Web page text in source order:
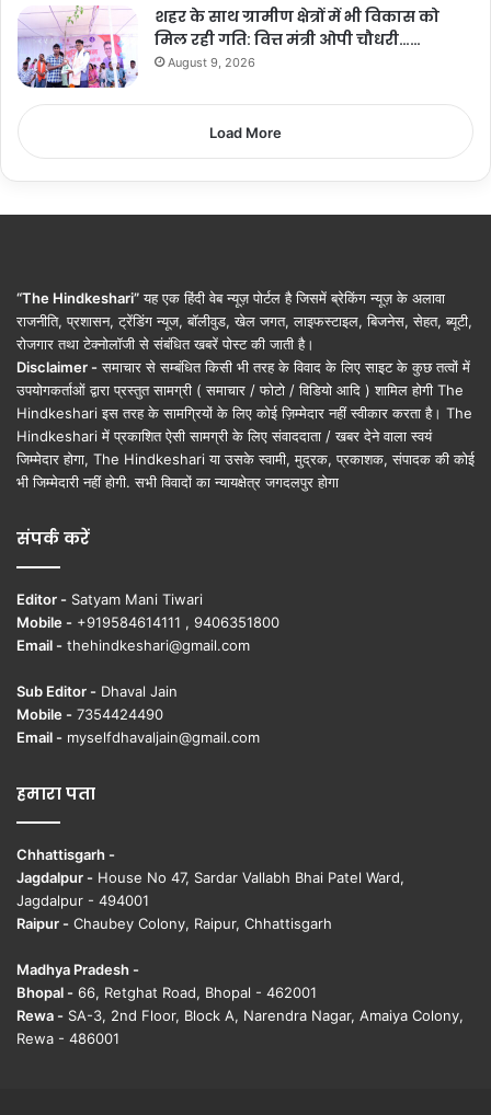
शहर के साथ ग्रामीण क्षेत्रों में भी विकास को
मिल रही गति: वित्त मंत्री ओपी चौधरी……
August 9, 2026
Load More
“The Hindkeshari”यह एक हिंदी वेब न्यूज़ पोर्टल है जिसमें ब्रेकिंग न्यूज़ के अलावा
राजनीति, प्रशासन, ट्रेंडिंग न्यूज, बॉलीवुड, खेल जगत, लाइफस्टाइल, बिजनेस, सेहत, ब्यूटी,
रोजगार तथा टेक्नोलॉजी से संबंधित खबरें पोस्ट की जाती है।
Disclaimer - समाचार से सम्बंधित किसी भी तरह के विवाद के लिए साइट के कुछ तत्वों में
उपयोगकर्ताओं द्वारा प्रस्तुत सामग्री ( समाचार / फोटो / विडियो आदि ) शामिल होगी The
Hindkeshari इस तरह के सामग्रियों के लिए कोई ज़िम्मेदार नहीं स्वीकार करता है। The
Hindkeshari में प्रकाशित ऐसी सामग्री के लिए संवाददाता / खबर देने वाला स्वयं
जिम्मेदार होगा, The Hindkeshari या उसके स्वामी, मुद्रक, प्रकाशक, संपादक की कोई
भी जिम्मेदारी नहीं होगी. सभी विवादों का न्यायक्षेत्र जगदलपुर होगा
संपर्क करें
Editor - Satyam Mani Tiwari
Mobile - +919584614111 , 9406351800
Email - thehindkeshari@gmail.com
Sub Editor - Dhaval Jain
Mobile - 7354424490
Email - myselfdhavaljain@gmail.com
हमारा पता
Chhattisgarh -
Jagdalpur - House No 47, Sardar Vallabh Bhai Patel Ward,
Jagdalpur - 494001
Raipur - Chaubey Colony, Raipur, Chhattisgarh
Madhya Pradesh -
Bhopal - 66, Retghat Road, Bhopal - 462001
Rewa - SA-3, 2nd Floor, Block A, Narendra Nagar, Amaiya Colony,
Rewa - 486001